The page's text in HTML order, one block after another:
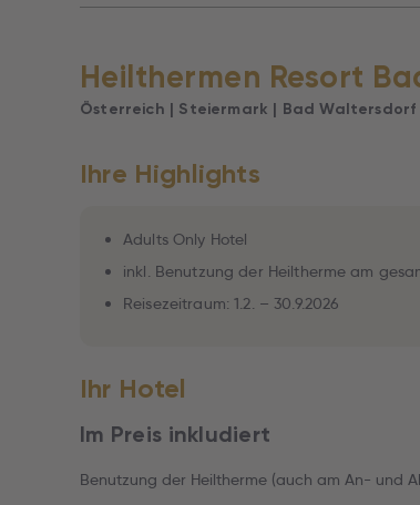
Heilthermen Resort
Österreich | Steiermark | Bad Waltersdorf
Ihre Highlights
Adults Only Hotel
inkl. Benutzung der Heiltherme am
Reisezeitraum: 1.2. – 30.9.2026
Ihr Hotel
Im Preis inkludiert
Benutzung der Heiltherme (auch am An- und